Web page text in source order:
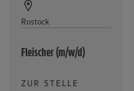
Rostock
Fleischer (m/w/d)
ZUR STELLE